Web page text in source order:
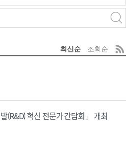
최신순 조회순
(R&D) 혁신 전문가 간담회」 개최